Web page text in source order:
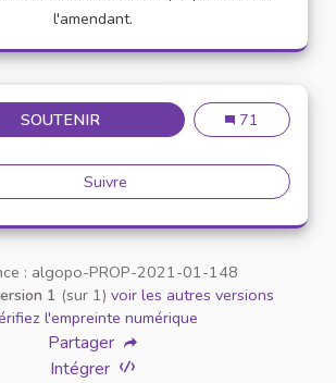
l'amendant.
SOUTENIRAPPELLATION PERSONNE
Appellation
71
Suivre Appellation personne
: algopo-PROP-2021-01-148
1 (sur 1) voir les autres versions
l'empreinte numérique
Partager
Intégrer